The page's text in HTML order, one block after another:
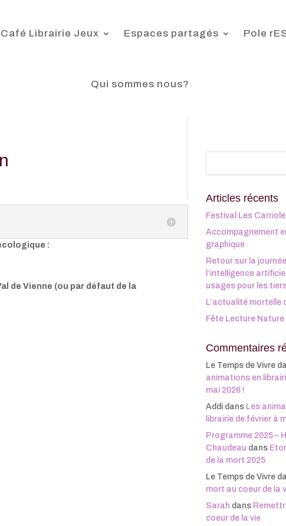
Librairie Jeux Espaces partagés Pole
Qui sommes nous?
:
de Vienne (ou par défaut de la
Articles récents
Festival Les
Accompagnement
graphique
Retour sur la
l’intelligence
usages pour les
L’actualité mortelle
Fête Lecture Nature
Commentaires
Le Temps de Vivre
animations en
mai 2026 !
Addidans Les
librairie de février à
Programme 2025 –
Chaudeau dans
de la mort 2025
Le Temps de Vivre
mort au coeur de la
Sarah dans
coeur de la vie